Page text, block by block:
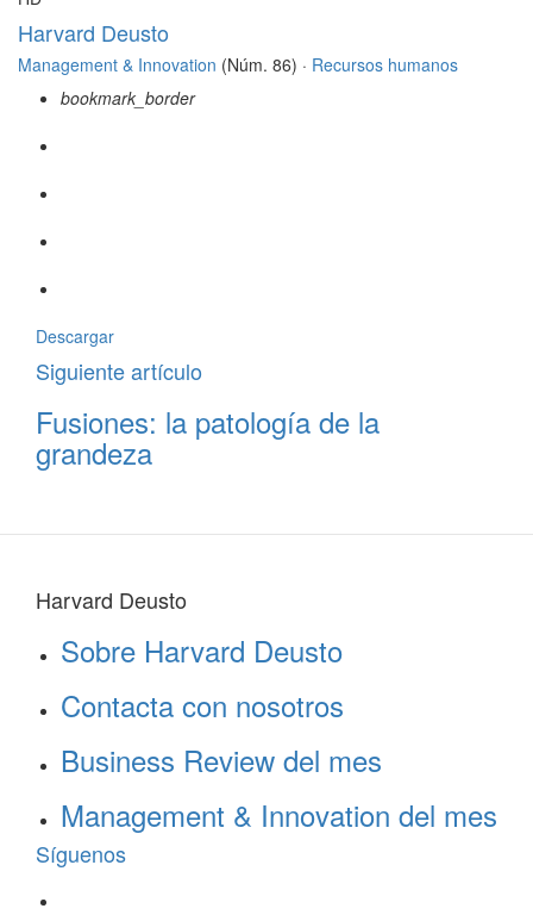
Harvard Deusto
Management & Innovation (Núm. 86) · Recursos humanos
bookmark_border
Descargar
Siguiente artículo
Fusiones: la patología de la
grandeza
Harvard Deusto
Sobre Harvard Deusto
Contacta con nosotros
Business Review del mes
Management & Innovation del mes
Síguenos